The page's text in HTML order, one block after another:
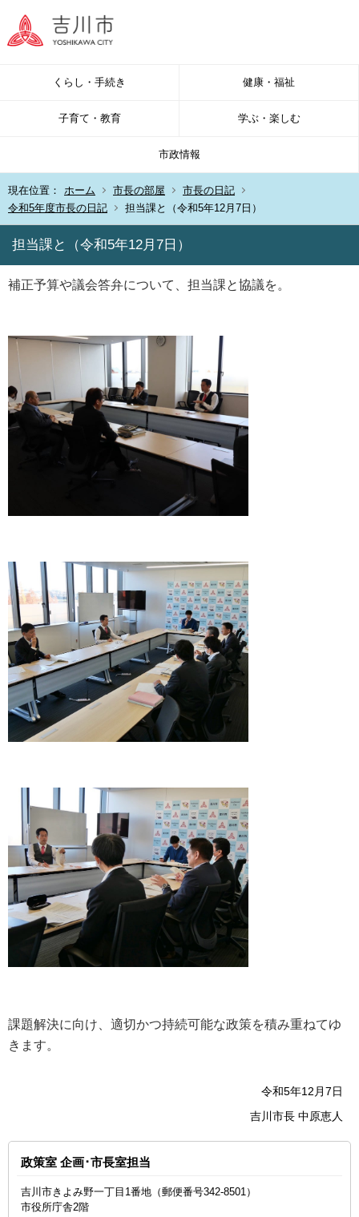
くらし・手続き 健康・福祉
子育て・教育 学ぶ・楽しむ
市政情報
現在位置： ホーム 市長の部屋
市長の日記
令和5年度市長の日記
担当課と（令和5年12月7日）
担当課と（令和5年12月7日）
補正予算や議会答弁について、担当課と協議を。
課題解決に向け、適切かつ持続可能な政策を積み重ねてゆ
きます。
令和5年12月7日
吉川市長 中原恵人
政策室 企画･市長室担当
吉川市きよみ野一丁目1番地（郵便番号342-8501）
市役所庁舎2階